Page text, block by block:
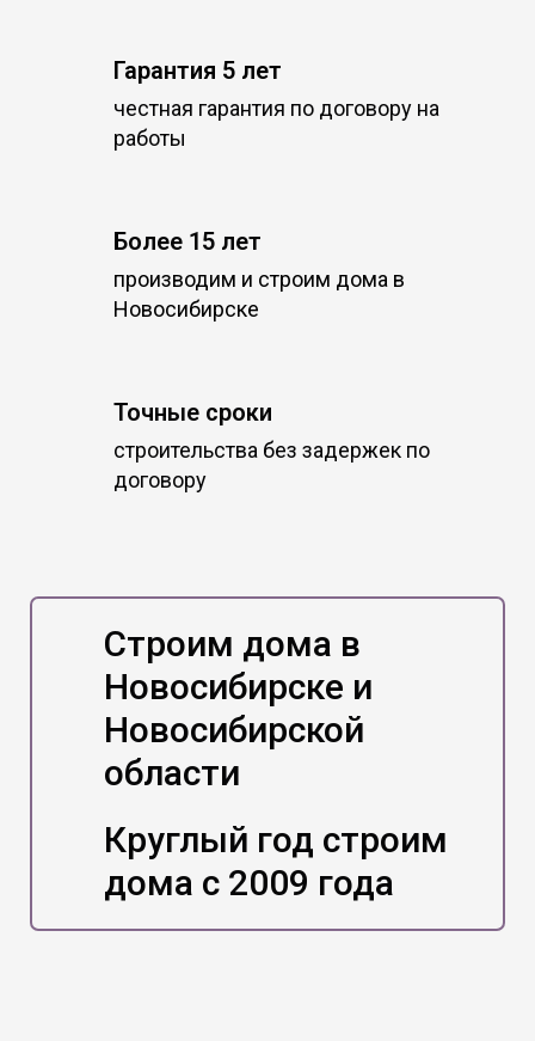
Гарантия 5 лет
честная гарантия по договору на
работы
Более 15 лет
производим и строим дома в
Новосибирске
Точные сроки
строительства без задержек по
договору
Строим дома в
Новосибирске и
Новосибирской
области
Круглый год строим
дома с 2009 года